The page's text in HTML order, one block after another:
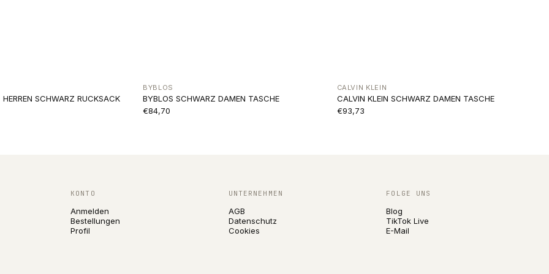
SCHWARZ RUCKSACK
BYBLOS
BYBLOS SCHWARZ DAMEN TASCHE
€84,70
CALVIN KLEIN
CALVIN KLEIN SCHWARZ DAMEN TASCHE
€93,73
KONTO
Anmelden
Bestellungen
Profil
UNTERNEHMEN
AGB
Datenschutz
Cookies
FOLGE UNS
Blog
TikTok Live
E-Mail